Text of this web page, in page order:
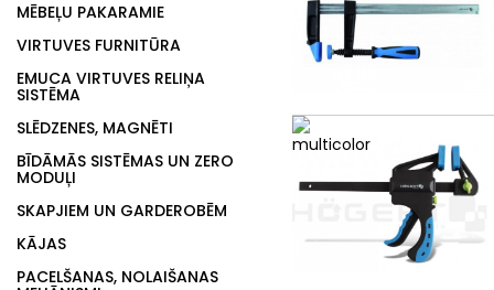
MĒBEĻU PAKARAMIE
VIRTUVES FURNITŪRA
EMUCA VIRTUVES RELIŅA
SISTĒMA
SLĒDZENES, MAGNĒTI
BĪDĀMĀS SISTĒMAS UN ZERO
MODUĻI
SKAPJIEM UN GARDEROBĒM
KĀJAS
PACELŠANAS, NOLAIŠANAS